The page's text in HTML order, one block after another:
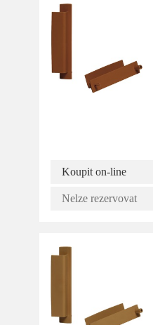
Koupit on-line
Nelze rezervovat